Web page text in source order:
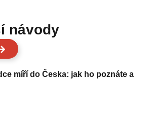
návody
míří do Česka: jak ho poznáte a